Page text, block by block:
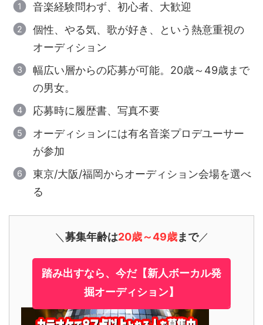
音楽経験問わず、初心者、大歓迎
個性、やる気、歌が好き、という熱意重視の
オーディション
幅広い層からの応募が可能。20歳～49歳まで
の男女。
応募時に履歴書、写真不要
オーディションには有名音楽プロデユーサー
が参加
東京/大阪/福岡からオーディション会場を選べ
る
＼ 募集年齢は20歳～49歳まで／
踏み出すなら、今だ【新人ボーカル発
掘オーディション】